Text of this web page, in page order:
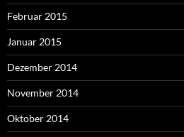
Februar 2015
Januar 2015
Dezember 2014
November 2014
Oktober 2014